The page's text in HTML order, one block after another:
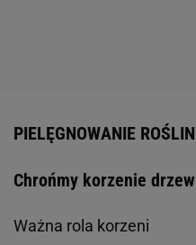
PIELĘGNOWANIE ROŚLIN
Chrońmy korzenie drzew
Ważna rola korzeni